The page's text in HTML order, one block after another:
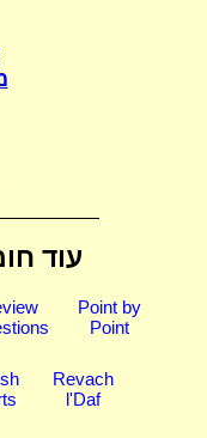
עוד
Point by
Point
Revach
l'Daf